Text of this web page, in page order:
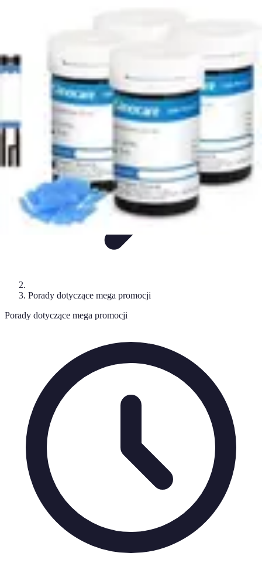
Porady dotyczące mega promocji
Porady dotyczące mega promocji